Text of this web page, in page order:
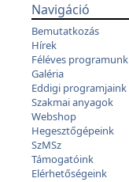
Navigáció
Bemutatkozás
Hírek
Féléves programunk
Galéria
Eddigi programjaink
Szakmai anyagok
Webshop
Hegesztőgépeink
SzMSz
Támogatóink
Elérhetőségeink